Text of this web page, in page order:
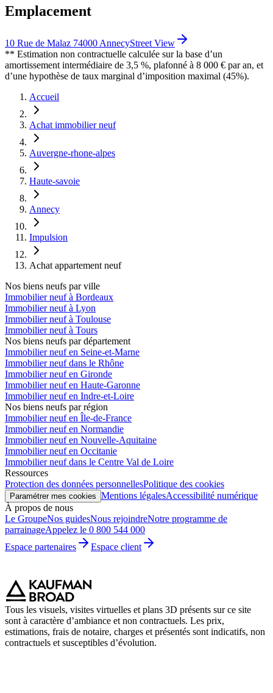
Emplacement
10 Rue de Malaz 74000 AnnecyStreet View
** Estimation non contractuelle calculée sur la base d’un
amortissement intermédiaire de 3,5 %, plafonné à 8 000 € par an, et
d’une hypothèse de taux marginal d’imposition maximal (45%).
Accueil
Achat immobilier neuf
Auvergne-rhone-alpes
Haute-savoie
Annecy
Impulsion
Achat appartement neuf
Nos biens neufs par ville
Immobilier neuf à Bordeaux
Immobilier neuf à Lyon
Immobilier neuf à Toulouse
Immobilier neuf à Tours
Nos biens neufs par département
Immobilier neuf en Seine-et-Marne
Immobilier neuf dans le Rhône
Immobilier neuf en Gironde
Immobilier neuf en Haute-Garonne
Immobilier neuf en Indre-et-Loire
Nos biens neufs par région
Immobilier neuf en Île-de-France
Immobilier neuf en Normandie
Immobilier neuf en Nouvelle-Aquitaine
Immobilier neuf en Occitanie
Immobilier neuf dans le Centre Val de Loire
Ressources
Protection des données personnellesPolitique des cookies
Paramétrer mes cookies Mentions légalesAccessibilité numérique
À propos de nous
Le GroupeNos guidesNous rejoindreNotre programme de
parrainageAppelez le 0 800 544 000
Espace partenaires
Espace client
Tous les visuels, visites virtuelles et plans 3D présents sur ce site
sont à caractère d’ambiance et non contractuels. Les prix,
estimations, frais de notaire, charges et présentés sont indicatifs, non
contractuels et susceptibles d’évolution.